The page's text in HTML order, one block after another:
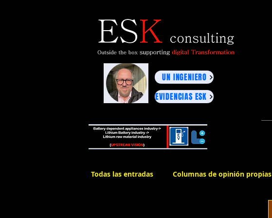
UN INGENIERO
EVIDENCIAS ESK
Todas las entradas Columnas de opinión propias